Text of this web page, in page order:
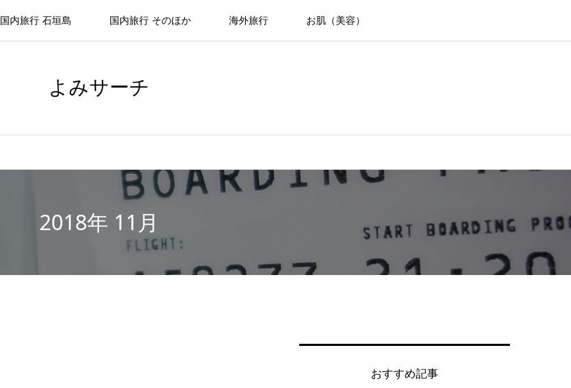
国内旅行 石垣島 国内旅行 そのほか 海外旅行 お肌（美容）
よみサーチ
2018年 11月
おすすめ記事